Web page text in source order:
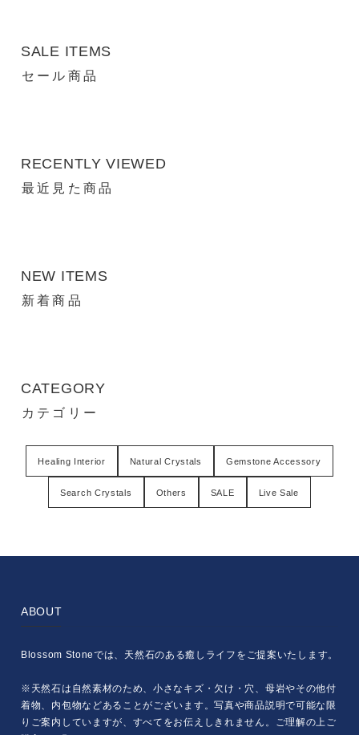
SALE ITEMS
セール商品
RECENTLY VIEWED
最近見た商品
NEW ITEMS
新着商品
CATEGORY
カテゴリー
Healing Interior Natural Crystals Gemstone Accessory
Search Crystals Others SALE Live Sale
ABOUT
Blossom Stoneでは、天然石のある癒しライフをご提案いたします。
※天然石は自然素材のため、小さなキズ・欠け・穴、母岩やその他付
着物、内包物などあることがございます。写真や商品説明で可能な限
りご案内していますが、すべてをお伝えしきれません。ご理解の上ご